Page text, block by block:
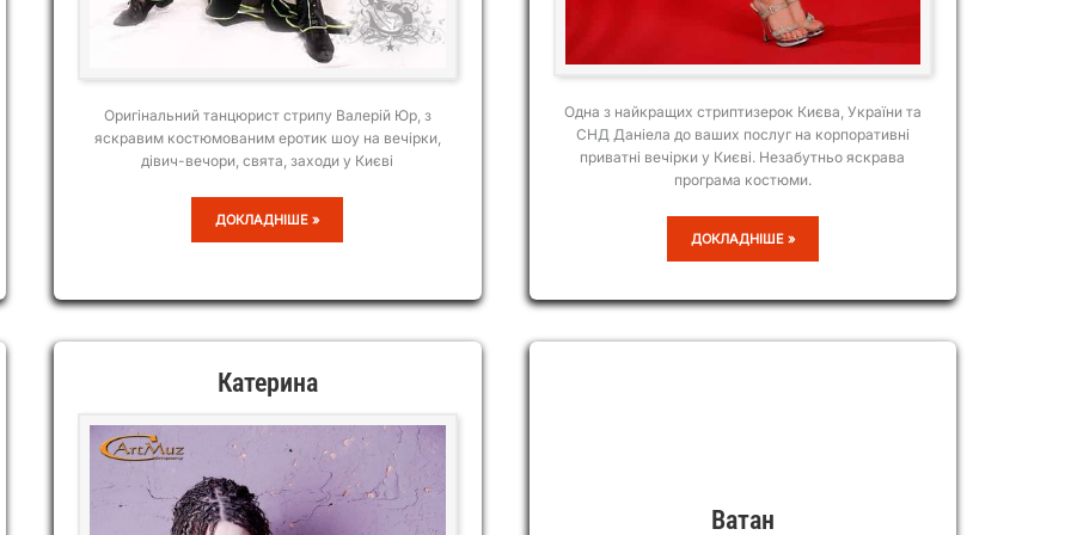
Оригінальний танцюрист стрипу Валерій Юр, з
яскравим костюмованим еротик шоу на вечірки,
дівич-вечори, свята, заходи у Києві
ВАЛЕРІЙ
ЮР
ДОКЛАДНІШЕ »
Одна з найкращих стриптизерок Києва, України та
СНД Даніела до ваших послуг на корпоративні
приватні вечірки у Києві. Незабутньо яскрава
програма костюми.
ДАНІЕЛА
ДОКЛАДНІШЕ »
Катерина
Ватан